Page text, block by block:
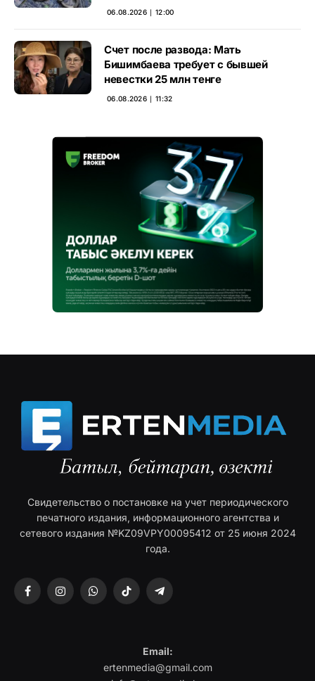
06.08.2026 ∣ 12:00
Счет после развода: Мать
Бишимбаева требует с бывшей
невестки 25 млн тенге
06.08.2026 ∣ 11:32
Свидетельство о постановке на учет периодического
печатного издания, информационного агентства и
сетевого издания №KZ09VPY00095412 от 25 июня 2024
года.
FacebookInstagramWhatsAppTikTok Telegram
Email:
ertenmedia@gmail.com